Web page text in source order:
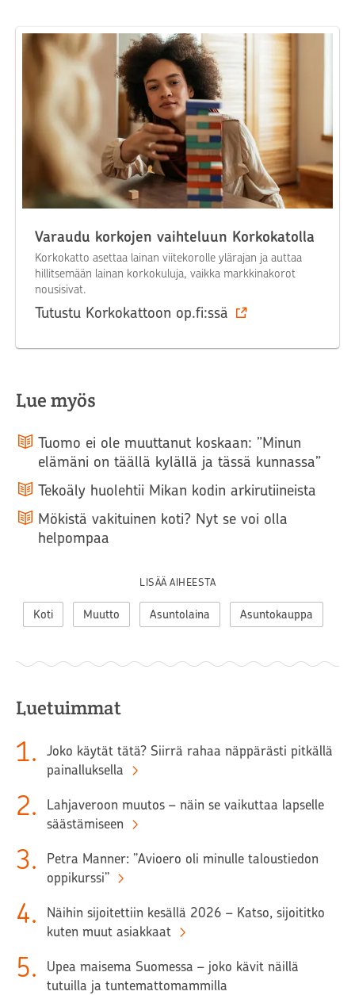
Varaudu korkojen vaihteluun Korkokatolla
Korkokatto asettaa lainan viitekorolle ylärajan ja auttaa
hillitsemään lainan korkokuluja, vaikka markkinakorot
nousisivat.
Tutustu Korkokattoon op.fi:ssä
Lue myös
Tuomo ei ole muuttanut koskaan: ”Minun
elämäni on täällä kylällä ja tässä kunnassa”
Tekoäly huolehtii Mikan kodin arkirutiineista
Mökistä vakituinen koti? Nyt se voi olla
helpompaa
LISÄÄ AIHEESTA
Koti Muutto Asuntolaina Asuntokauppa
Luetuimmat
1.
Joko käytät tätä? Siirrä rahaa näppärästi pitkällä
painalluksella
2.
Lahjaveroon muutos – näin se vaikuttaa lapselle
säästämiseen
3.
Petra Manner: ”Avioero oli minulle taloustiedon
oppikurssi”
4.
Näihin sijoitettiin kesällä 2026 – Katso, sijoititko
kuten muut asiakkaat
5.
Upea maisema Suomessa – joko kävit näillä
tutuilla ja tuntemattomammilla